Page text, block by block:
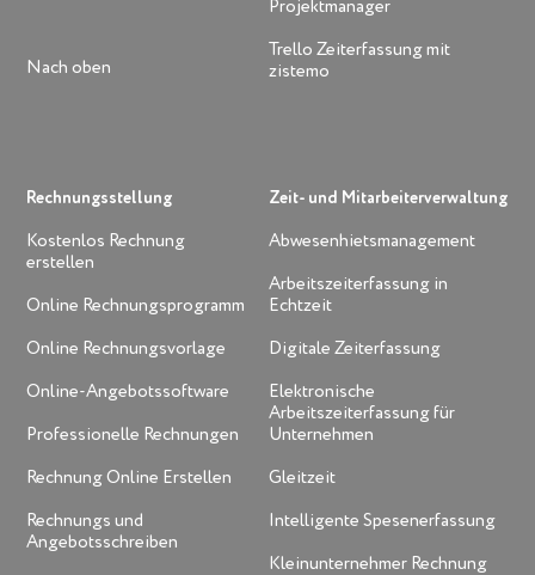
Nach oben
Rechnungsstellung
Kostenlos Rechnung
erstellen
Online Rechnungsprogramm
Online Rechnungsvorlage
Online-Angebotssoftware
Professionelle Rechnungen
Rechnung Online Erstellen
Rechnungs und
Angebotsschreiben
Projektmanager
Trello Zeiterfassung mit
zistemo
Zeit- und Mitarbeiterverwaltung
Abwesenhietsmanagement
Arbeitszeiterfassung in
Echtzeit
Digitale Zeiterfassung
Elektronische
Arbeitszeiterfassung für
Unternehmen
Gleitzeit
Intelligente Spesenerfassung
Kleinunternehmer Rechnung